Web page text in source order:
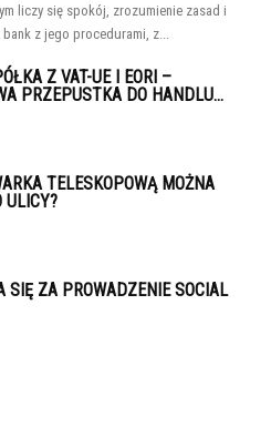
liczy się spokój, zrozumienie zasad i
z jego procedurami, z...
Z VAT-UE I EORI –
PRZEPUSTKA DO HANDLU...
TELESKOPOWĄ MOŻNA
ULICY?
SIĘ ZA PROWADZENIE SOCIAL